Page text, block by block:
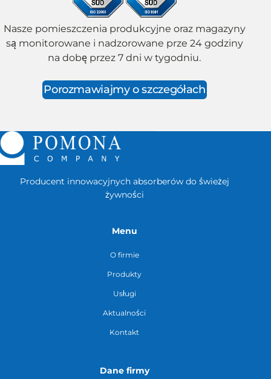
Nasze pomieszczenia produkcyjne oraz magazyny
są monitorowane i nadzorowane prze 24 godziny
na dobę przez 7 dni w tygodniu.
Porozmawiajmy o szczegółach
Producent innowacyjnych absorberów do świeżej
żywności
Menu
O firmie
Produkty
Usługi
Aktualności
Kontakt
Dane firmy